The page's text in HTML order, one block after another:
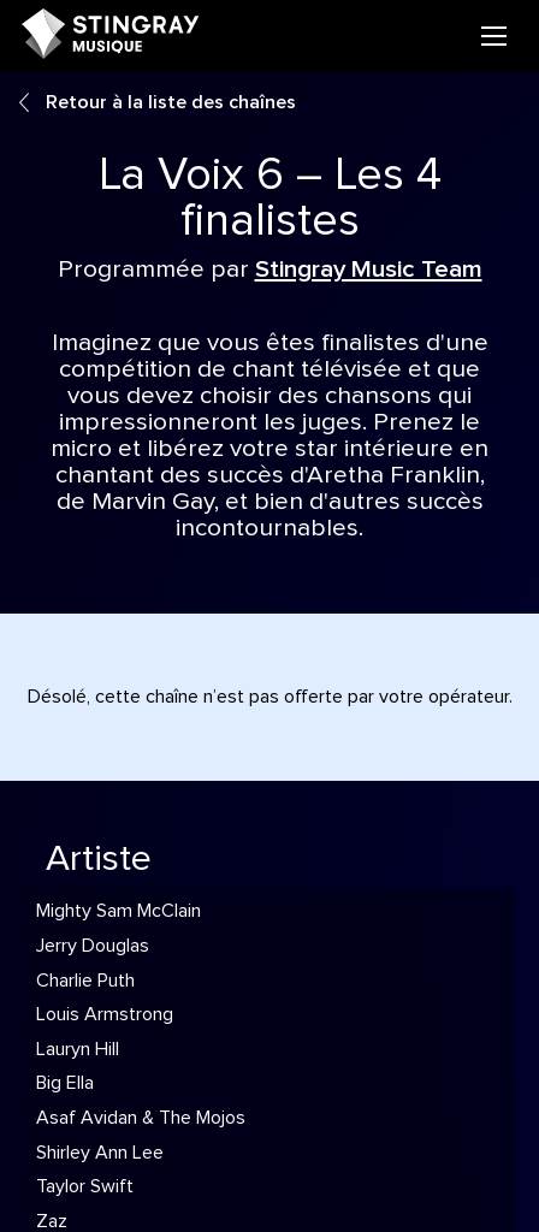
Retour à la liste des chaînes
La Voix 6 – Les 4
finalistes
Programmée par Stingray Music Team
Imaginez que vous êtes finalistes d'une
compétition de chant télévisée et que
vous devez choisir des chansons qui
impressionneront les juges. Prenez le
micro et libérez votre star intérieure en
chantant des succès d'Aretha Franklin,
de Marvin Gay, et bien d'autres succès
incontournables.
Désolé, cette chaîne n’est pas offerte par votre opérateur.
Artiste
Mighty Sam McClain
Jerry Douglas
Charlie Puth
Louis Armstrong
Lauryn Hill
Big Ella
Asaf Avidan & The Mojos
Shirley Ann Lee
Taylor Swift
Zaz